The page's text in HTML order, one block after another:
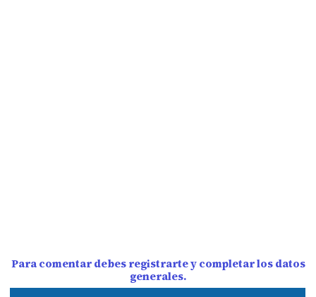
Para comentar debes registrarte y completar los datos
generales.